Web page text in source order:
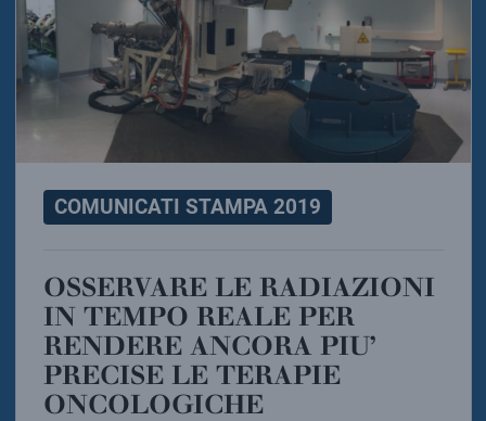
COMUNICATI STAMPA 2019
OSSERVARE LE RADIAZIONI
IN TEMPO REALE PER
RENDERE ANCORA PIU’
PRECISE LE TERAPIE
ONCOLOGICHE